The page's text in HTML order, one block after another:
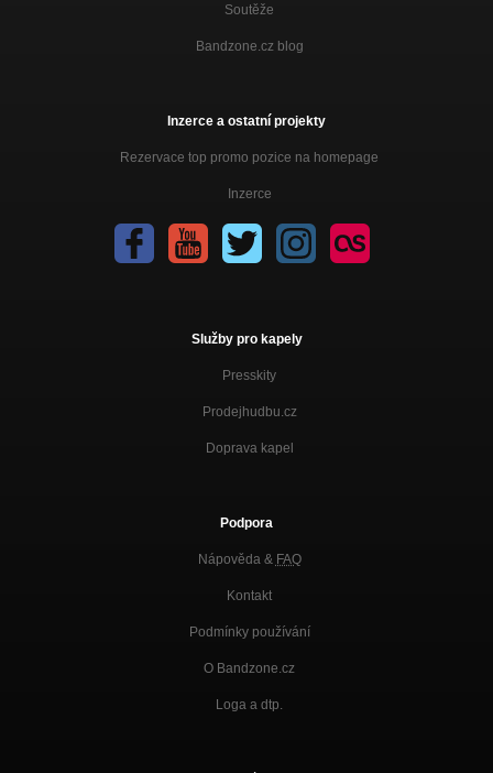
Soutěže
Bandzone.cz blog
Inzerce a ostatní projekty
Rezervace top promo pozice na homepage
Inzerce
Služby pro kapely
Presskity
Prodejhudbu.cz
Doprava kapel
Podpora
Nápověda & FAQ
Kontakt
Podmínky používání
O Bandzone.cz
Loga a dtp.